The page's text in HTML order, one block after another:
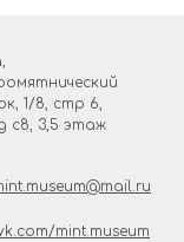
1/8, стр 6,
с8, 3,5 этаж
mint.museum